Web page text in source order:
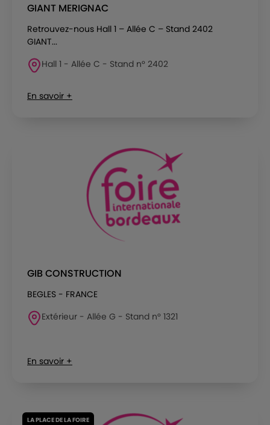
GIANT MERIGNAC
Retrouvez-nous Hall 1 – Allée C – Stand 2402
GIANT...
Hall 1 - Allée C - Stand n° 2402
En savoir +
GIB CONSTRUCTION
BEGLES - FRANCE
Extérieur - Allée G - Stand n° 1321
En savoir +
LA PLACE DE LA FOIRE